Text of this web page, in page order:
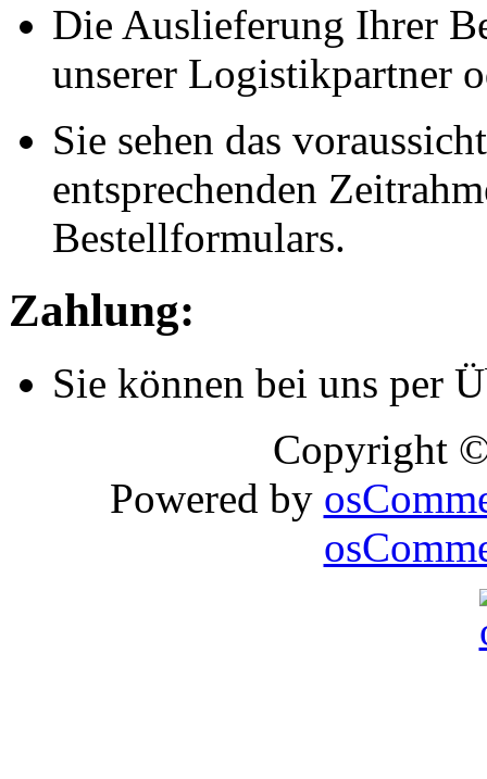
Die Auslieferung Ihrer
unserer Logistikpartner
Sie sehen das
entsprechenden
Bestellformulars.
Zahlung:
Sie können bei uns per
Copyright
Powered by